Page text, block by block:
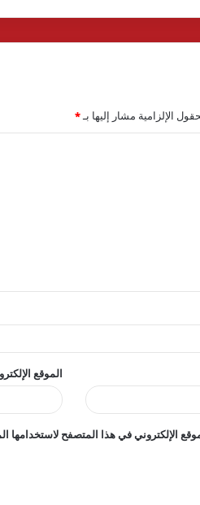
الإلزامية مشار إليها بـ*
الموقع
الإلكتروني في هذا المتصفح لاستخدامها